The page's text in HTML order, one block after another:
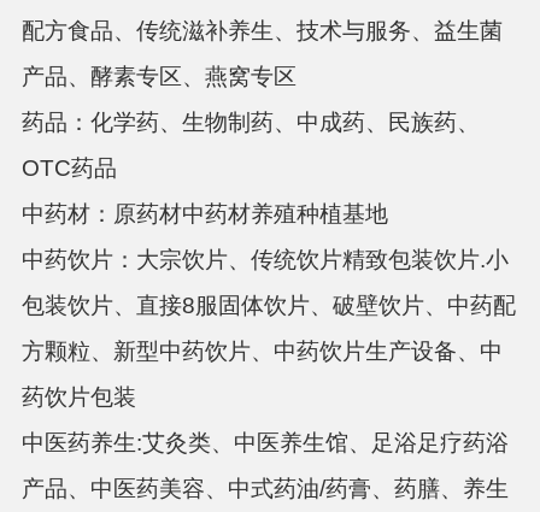
配方食品、传统滋补养生、技术与服务、益生菌
产品、酵素专区、燕窝专区
药品：化学药、生物制药、中成药、民族药、
OTC药品
中药材：原药材中药材养殖种植基地
中药饮片：大宗饮片、传统饮片精致包装饮片.小
包装饮片、直接8服固体饮片、破壁饮片、中药配
方颗粒、新型中药饮片、中药饮片生产设备、中
药饮片包装
中医药养生:艾灸类、中医养生馆、足浴足疗药浴
产品、中医药美容、中式药油/药膏、药膳、养生